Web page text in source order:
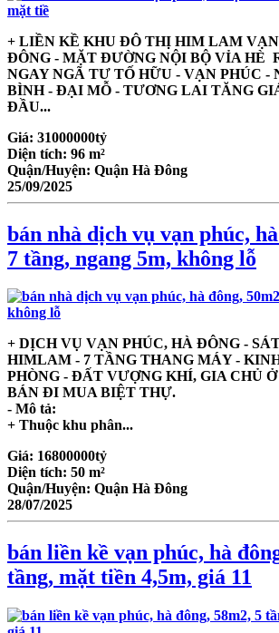
+ LIỀN KỀ KHU ĐÔ THỊ HIM LAM VẠN
ĐÔNG - MẶT ĐƯỜNG NỘI BỘ VỈA HÈ
NGAY NGÃ TƯ TỐ HỮU - VẠN PHÚC -
BÌNH - ĐẠI MỖ - TƯƠNG LAI TĂNG
ĐẦU...
Giá: 31000000tỷ
Diện tích: 96 m²
Quận/Huyện: Quận Hà Đông
25/09/2025
bán nhà dịch vụ vạn phúc,
7 tầng, ngang 5m, không lỗ
+ DỊCH VỤ VẠN PHÚC, HÀ ĐÔNG -
HIMLAM - 7 TẦNG THANG MÁY -
PHÒNG - ĐẤT VƯỢNG KHÍ, GIA CHỦ
BÁN ĐI MUA BIỆT THỰ.
- Mô tả:
+ Thuộc khu phân...
Giá: 16800000tỷ
Diện tích: 50 m²
Quận/Huyện: Quận Hà Đông
28/07/2025
bán liền kề vạn phúc, hà
tầng, mặt tiền 4,5m, giá 11